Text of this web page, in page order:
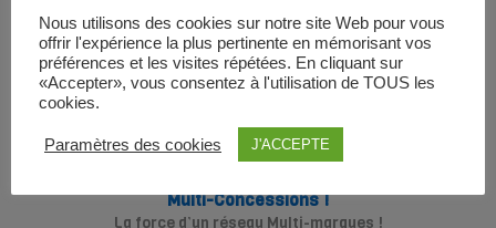
Une équipe à
votre écoute
Multi-Concessions !
La force d’un réseau Multi-marques !
Nous utilisons des cookies sur notre site Web pour vous
offrir l'expérience la plus pertinente en mémorisant vos
préférences et les visites répétées. En cliquant sur
«Accepter», vous consentez à l'utilisation de TOUS les
cookies.
Paramètres des cookies J'ACCEPTE